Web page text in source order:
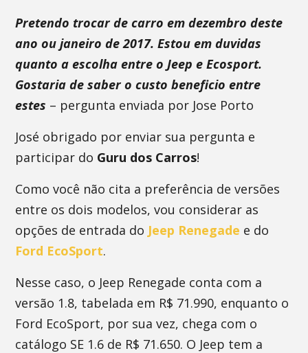
Pretendo trocar de carro em dezembro deste
ano ou janeiro de 2017. Estou em duvidas
quanto a escolha entre o Jeep e Ecosport.
Gostaria de saber o custo beneficio entre
estes – pergunta enviada por Jose Porto
José obrigado por enviar sua pergunta e
participar do Guru dos Carros!
Como você não cita a preferência de versões
entre os dois modelos, vou considerar as
opções de entrada do Jeep Renegade e do
Ford EcoSport.
Nesse caso, o Jeep Renegade conta com a
versão 1.8, tabelada em R$ 71.990, enquanto o
Ford EcoSport, por sua vez, chega com o
catálogo SE 1.6 de R$ 71.650. O Jeep tem a